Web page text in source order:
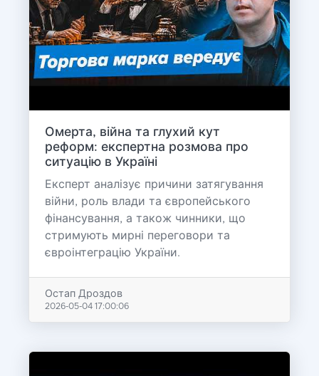
Омерта, війна та глухий кут
реформ: експертна розмова про
ситуацію в Україні
Експерт аналізує причини затягування
війни, роль влади та європейського
фінансування, а також чинники, що
стримують мирні переговори та
євроінтеграцію України.
Остап Дроздов
2026-05-04 17:00:06